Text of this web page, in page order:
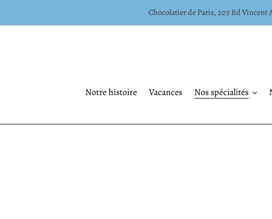
Chocolatier de Paris, 203 Bd Vincent
Notre histoire Vacances Nos spécialités